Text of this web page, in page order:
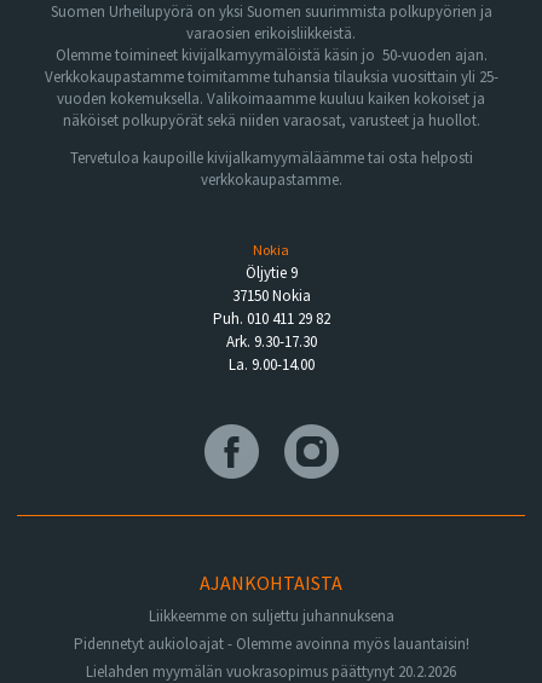
Suomen Urheilupyörä on yksi Suomen suurimmista polkupyörien ja
varaosien erikoisliikkeistä.
Olemme toimineet kivijalkamyymälöistä käsin jo 50-vuoden ajan.
Verkkokaupastamme toimitamme tuhansia tilauksia vuosittain yli 25-
vuoden kokemuksella. Valikoimaamme kuuluu kaiken kokoiset ja
näköiset polkupyörät sekä niiden varaosat, varusteet ja huollot.
Tervetuloa kaupoille kivijalkamyymäläämme tai osta helposti
verkkokaupastamme.
Nokia
Öljytie 9
37150 Nokia
Puh. 010 411 29 82
Ark. 9.30-17.30
La. 9.00-14.00
AJANKOHTAISTA
Liikkeemme on suljettu juhannuksena
Pidennetyt aukioloajat - Olemme avoinna myös lauantaisin!
Lielahden myymälän vuokrasopimus päättynyt 20.2.2026